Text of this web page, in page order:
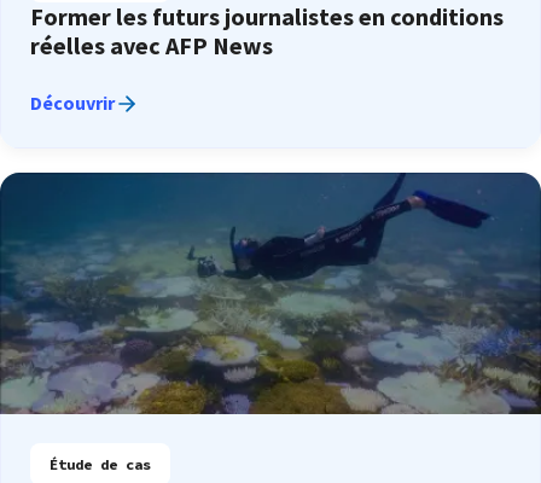
Former les futurs journalistes en conditions
réelles avec AFP News
Découvrir
Étude de cas